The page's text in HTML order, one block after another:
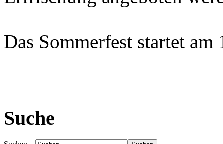
Das Sommerfest startet
Suche